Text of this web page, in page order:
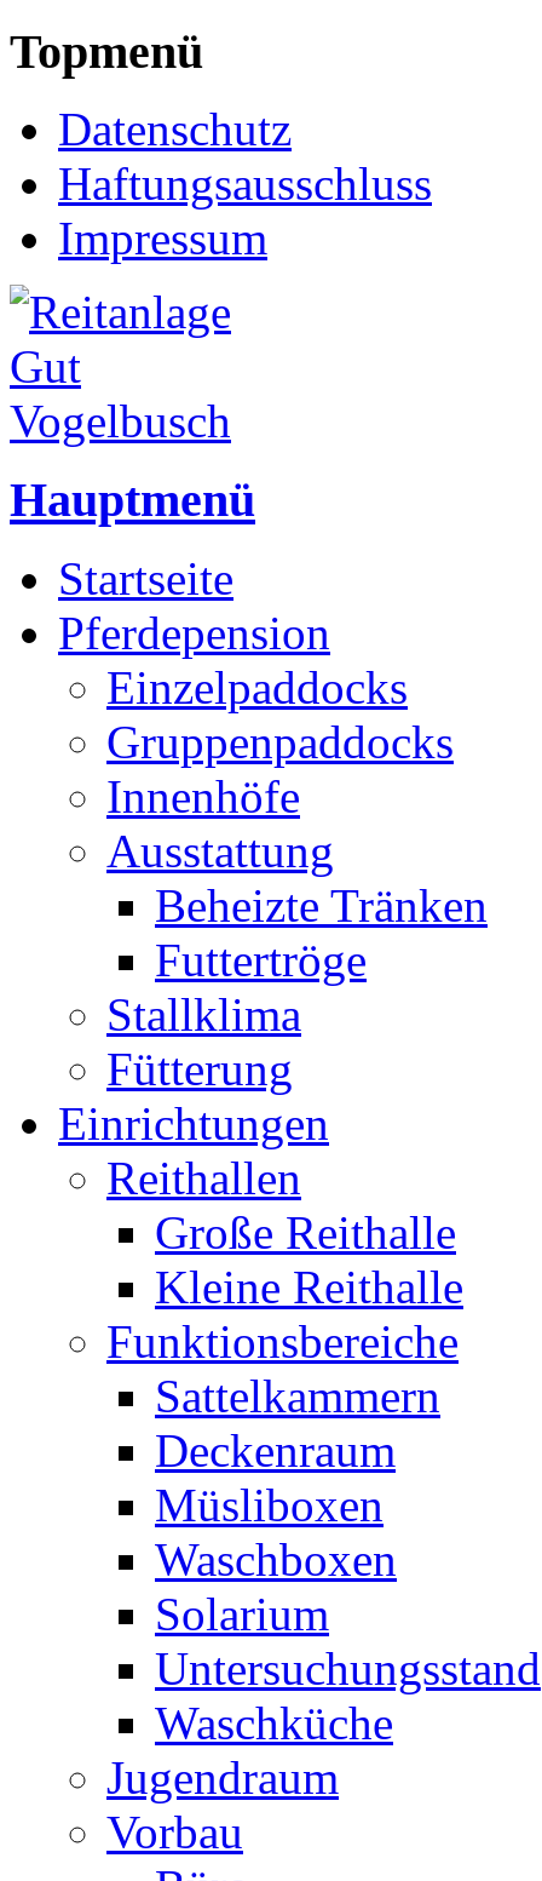
Topmenü
Datenschutz
Haftungsausschluss
Impressum
Hauptmenü
Startseite
Pferdepension
Einzelpaddocks
Gruppenpaddocks
Innenhöfe
Ausstattung
Beheizte Tränken
Futtertröge
Stallklima
Fütterung
Einrichtungen
Reithallen
Große Reithalle
Kleine Reithalle
Funktionsbereiche
Sattelkammern
Deckenraum
Müsliboxen
Waschboxen
Solarium
Untersuchungsstand
Waschküche
Jugendraum
Vorbau